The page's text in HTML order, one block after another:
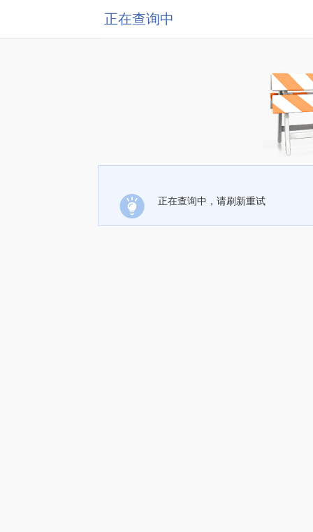
正在查询中
正在查询中，请刷新重试